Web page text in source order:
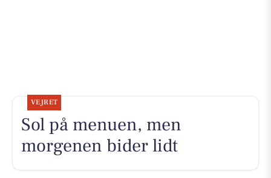
VEJRET
Sol på menuen, men
morgenen bider lidt